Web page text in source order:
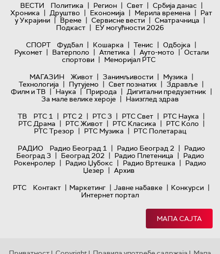
ВЕСТИ Политика | Регион | Свет | Србија данас |
Хроника | Друштво | Економија | Мерила времена | Рат
у Украјини | Време | Сервисне вести | Сматрачница |
Подкаст | ЕУ могућности 2026
СПОРТ
Фудбал | Кошарка | Тенис | Одбојка |
Рукомет | Ватерполо | Атлетика | Ауто-мото | Остали
спортови | Меморијал РТС
МАГАЗИН
Живот | Занимљивости | Музика |
Технологијa | Путујемо | Свет познатих | Здравље |
Филм и ТВ | Наука | Природа | Дигитални предузетник |
За мале велике хероје | Наизглед здрав
ТВ
РТС 1 | РТС 2 | РТС 3 | РТС Свет | РТС Наука |
РТС Драма | РТС Живот | РТС Класика | РТС Коло |
РТС Трезор | РТС Музика | РТС Полетарац
РАДИО
Радио Београд 1 | Радио Београд 2 | Радио
Београд 3 | Београд 202 | Радио Плетеница | Радио
Рокенролер | Радио Џубокс | Радио Вртешка | Радио
Џезер | Архив
РТС
Контакт | Маркетинг | Јавне набавке | Конкурси |
Интернет портал
МАПА САЈТА